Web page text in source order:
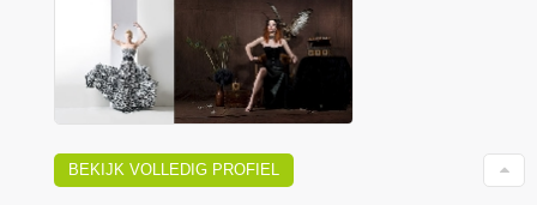
BEKIJK VOLLEDIG PROFIEL